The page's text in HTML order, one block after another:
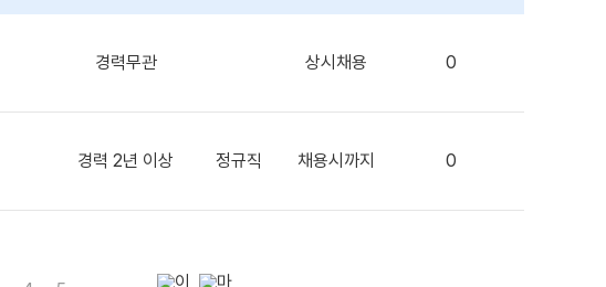
경력무관 상시채용 0
경력 2년 이상 정규직 채용시까지 0